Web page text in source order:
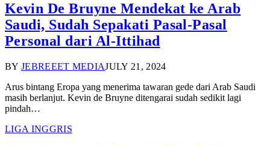
Kevin De Bruyne Mendekat ke Arab
Saudi, Sudah Sepakati Pasal-Pasal
Personal dari Al-Ittihad
BY JEBREEET MEDIAJULY 21, 2024
Arus bintang Eropa yang menerima tawaran gede dari Arab Saudi
masih berlanjut. Kevin de Bruyne ditengarai sudah sedikit lagi
pindah…
LIGA INGGRIS